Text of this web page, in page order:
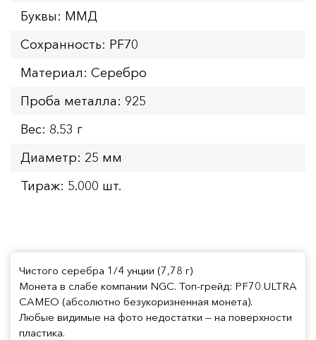
Буквы: ММД
Сохранность: PF70
Материал: Серебро
Проба металла: 925
Вес: 8.53 г
Диаметр: 25 мм
Тираж: 5.000 шт.
Чистого серебра 1/4 унции (7,78 г)
Монета в слабе компании NGC. Топ-грейд: PF70 ULTRA
CAMEO (абсолютно безукоризненная монета).
Любые видимые на фото недостатки — на поверхности
пластика.